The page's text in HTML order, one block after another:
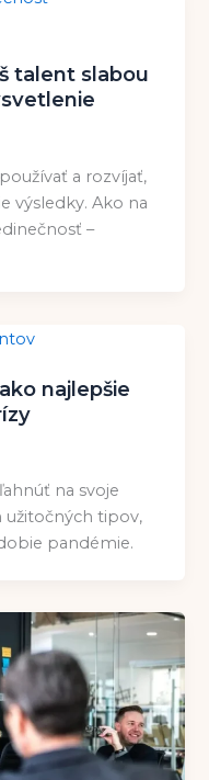
talent slabou
a rozvíjať,
výsledky. Ako na
–
najlepšie
na svoje
užitočných tipov,
pandémie.